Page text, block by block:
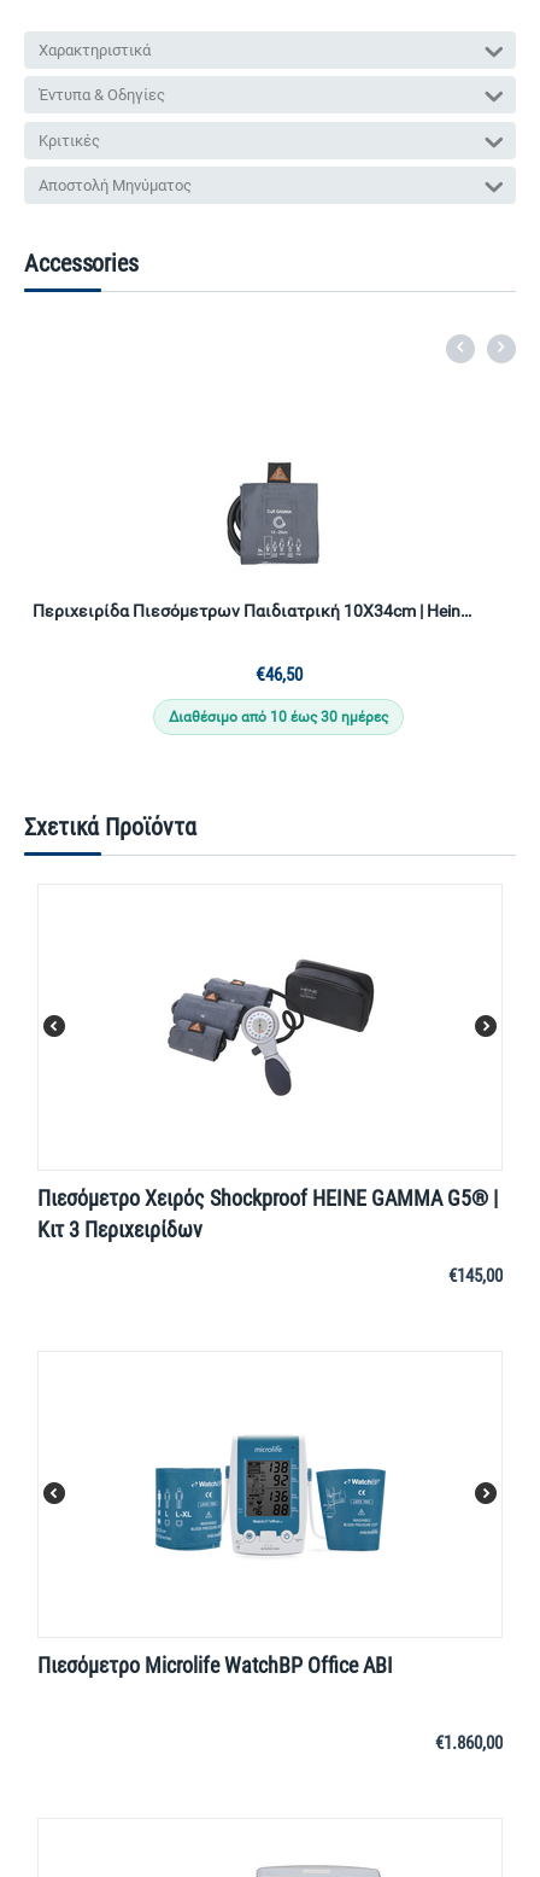
Χαρακτηριστικά
Έντυπα & Οδηγίες
Κριτικές
Αποστολή Μηνύματος
Accessories
Περιχειρίδα Πιεσόμετρων Παιδιατρική 10Χ34cm | Heine (Μονού Σωλήνα)
€46,50
Διαθέσιμο από 10 έως 30 ημέρες
Σχετικά Προϊόντα
Πιεσόμετρο Χειρός Shockproof HEINE GAMMA G5® |
Κιτ 3 Περιχειρίδων
€145,00
Πιεσόμετρο Microlife WatchBP Office ABI
€1.860,00